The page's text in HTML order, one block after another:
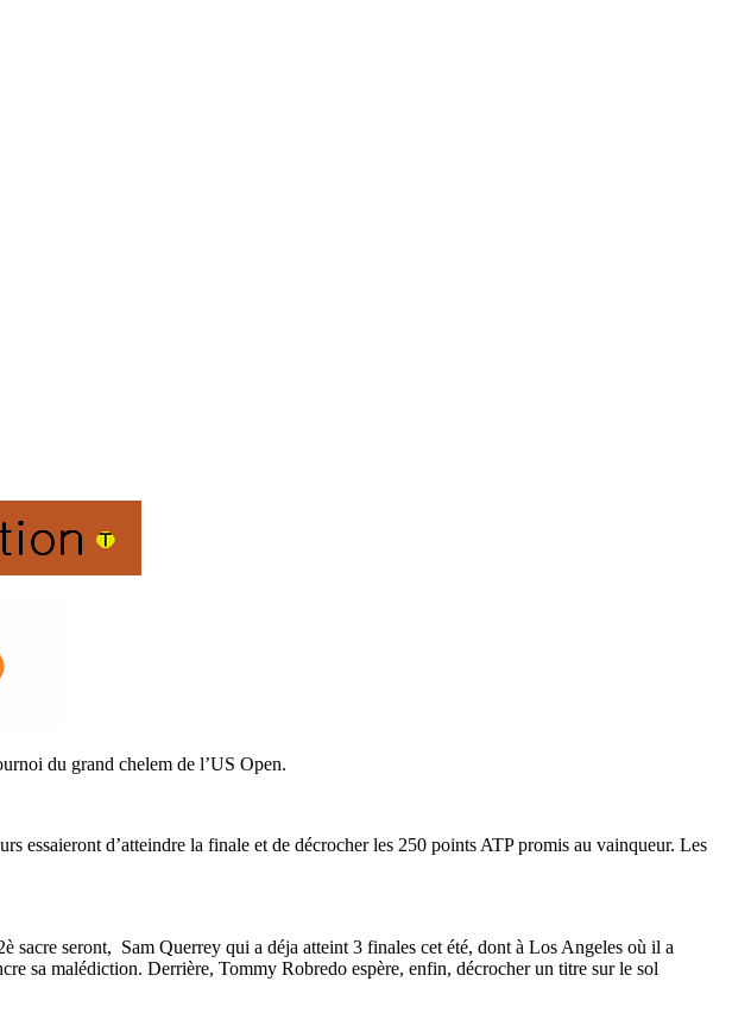
du grand chelem de l’US Open.
essaieront d’atteindre la finale et de décrocher les 250 points ATP promis au vainqueur. Les
seront, Sam Querrey qui a déja atteint 3 finales cet été, dont à Los Angeles où il a
sa malédiction. Derrière, Tommy Robredo espère, enfin, décrocher un titre sur le sol